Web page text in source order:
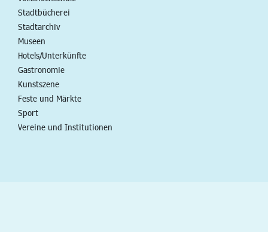
Stadtbücherei
Stadtarchiv
Museen
Hotels/Unterkünfte
Gastronomie
Kunstszene
Feste und Märkte
Sport
Vereine und Institutionen